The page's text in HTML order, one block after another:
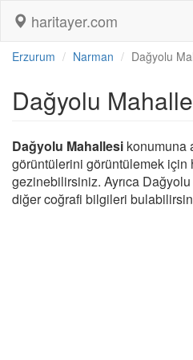
haritayer.com
Erzurum Narman Dağyolu
Dağyolu
Dağyolu Mahallesi konumuna
görüntülerini görüntülemek için
gezinebilirsiniz. Ayrıca
diğer coğrafi bilgileri